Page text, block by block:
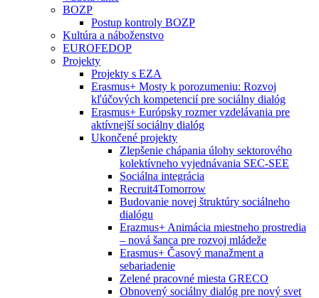
BOZP
Postup kontroly BOZP
Kultúra a náboženstvo
EUROFEDOP
Projekty
Projekty s EZA
Erasmus+ Mosty k porozumeniu: Rozvoj
kľúčových kompetencií pre sociálny dialóg
Erasmus+ Európsky rozmer vzdelávania pre
aktívnejší sociálny dialóg
Ukončené projekty
Zlepšenie chápania úlohy sektorového
kolektívneho vyjednávania SEC-SEE
Sociálna integrácia
Recruit4Tomorrow
Budovanie novej štruktúry sociálneho
dialógu
Erazmus+ Animácia miestneho prostredia
– nová šanca pre rozvoj mládeže
Erasmus+ Časový manažment a
sebariadenie
Zelené pracovné miesta GRECO
Obnovený sociálny dialóg pre nový svet